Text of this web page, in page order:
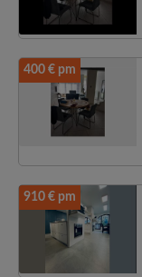
400 € pm
910 € pm